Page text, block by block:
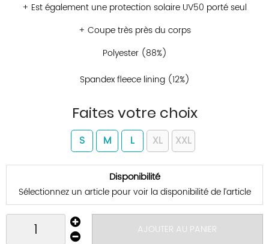
+ Est également une protection solaire UV50 porté seul
+ Coupe très près du corps
Polyester (88%)
Spandex fleece lining (12%)
Faites votre choix
S M L XL XXL
Disponibilité
Sélectionnez un article pour voir la disponibilité de l’article
AJOUTER AU PANIER